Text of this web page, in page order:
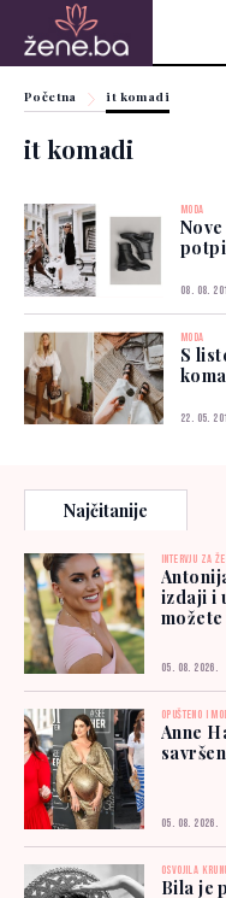
Početna it komadi
it komadi
MODA
08. 08.
MODA
S
22. 05.
Najčitanije
INTERVJU ZA
izdaji i
05. 08. 2026.
OPUŠTENO I
Anne
05. 08. 2026.
OSVOJILA
Bila je